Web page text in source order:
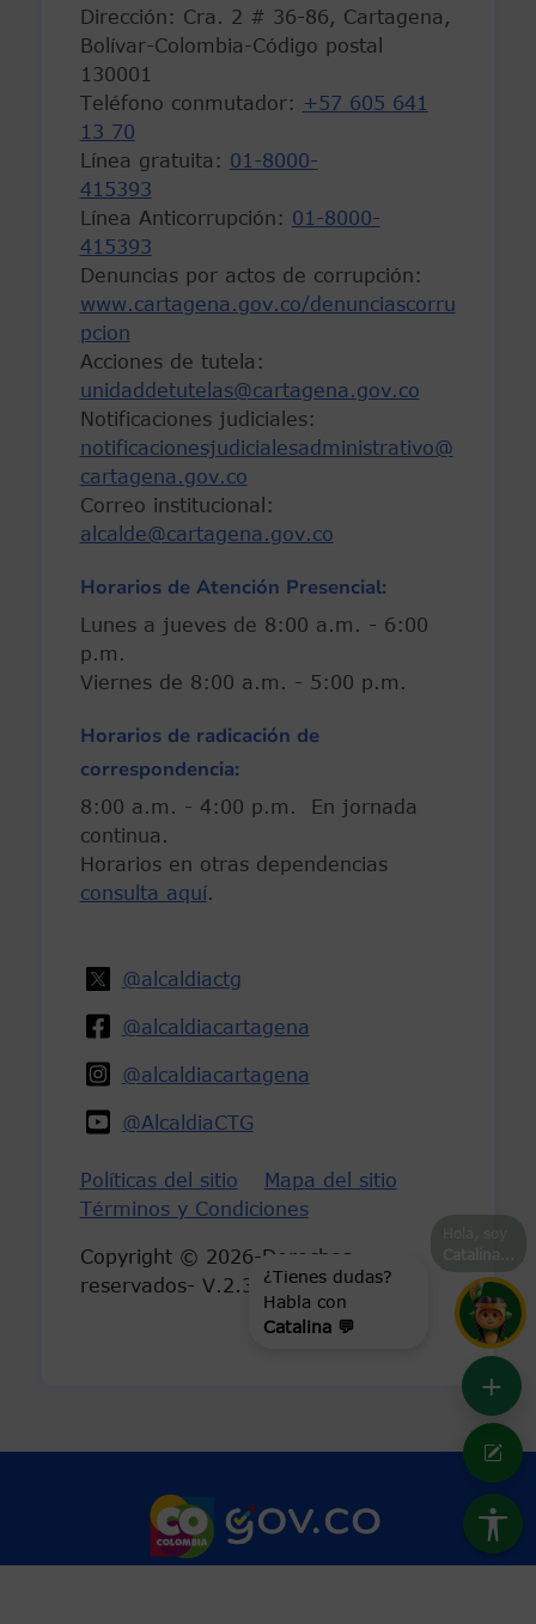
+
¿Tienes dudas?
Habla con
Catalina 💬
Dirección: Cra. 2 # 36-86, Cartagena,
Bolívar-Colombia-Código postal
130001
Teléfono conmutador: +57 605 641
13 70
Línea gratuita: 01-8000-
415393
Línea Anticorrupción: 01-8000-
415393
Denuncias por actos de corrupción:
www.cartagena.gov.co/denunciascorru
pcion
Acciones de tutela:
unidaddetutelas@cartagena.gov.co
Notificaciones judiciales:
notificacionesjudicialesadministrativo@
cartagena.gov.co
Correo institucional:
alcalde@cartagena.gov.co
Horarios de Atención Presencial:
Lunes a jueves de 8:00 a.m. - 6:00
p.m.
Viernes de 8:00 a.m. - 5:00 p.m.
Horarios de radicación de
correspondencia:
8:00 a.m. - 4:00 p.m. En jornada
continua.
Horarios en otras dependencias
consulta aquí.
@alcaldiactg
@alcaldiacartagena
@alcaldiacartagena
@AlcaldiaCTG
Políticas del sitio
Mapa del sitio
Términos y Condiciones
Copyright © 2026-Derechos
reservados- V.2.3
Marca Colombia
Logo Gobierno